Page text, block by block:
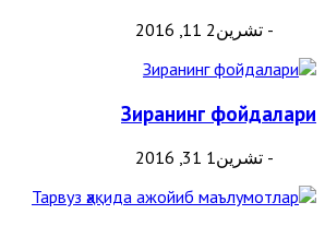
- تشرين2 11, 2016
Зиранинг фойдалари
- تشرين1 31, 2016